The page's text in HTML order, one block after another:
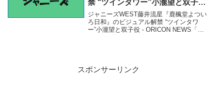
禁 “ツインタワー”小瀧望と双子役
– ORICON NEWS
ジャニーズWEST藤井流星『鹿楓堂よつい
ろ日和』のビジュアル解禁 “ツインタワ
ー”小瀧望と双子役 - ORICON NEWS「ジ
スポンサーリンク